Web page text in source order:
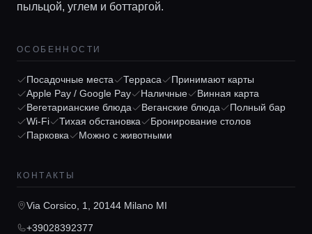
Главная
Локации
Гиды
пыльцой, углем и боттаргой.
ОСОБЕННОСТИ
Посадочные места Терраса
Принимают карты
Apple Pay / Google Pay
Наличные
Винная карта
Вегетарианские блюда
Веганские блюда
Полный бар
Wi-Fi
Тихая обстановка
Бронирование столов
Парковка
Можно с животными
КОНТАКТЫ
Via Corsico, 1, 20144 Milano MI
+39028392377